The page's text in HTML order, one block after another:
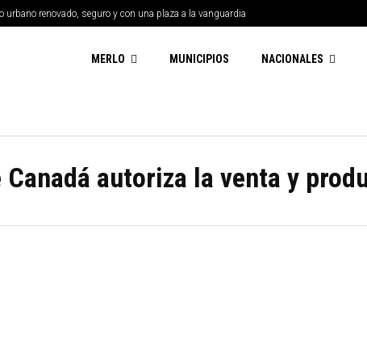
urbano renovado, seguro y con una plaza a la vanguardia
MERLO MUNICIPIOS NACIONALES
Canadá autoriza la venta y